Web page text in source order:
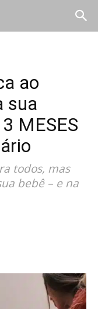
ao
sua
MESES
todos, mas
bebê – e na